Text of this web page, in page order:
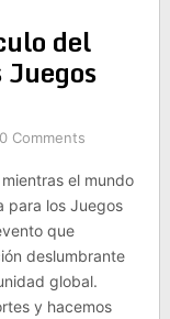
del
0 Comments
el mundo
para los Juegos
que
deslumbrante
global.
y hacemos